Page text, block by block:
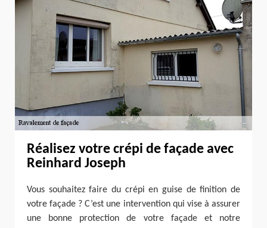
Réalisez votre crépi de façade avec
Reinhard Joseph
Vous souhaitez faire du crépi en guise de finition de
votre façade ? C’est une intervention qui vise à assurer
une bonne protection de votre façade et notre